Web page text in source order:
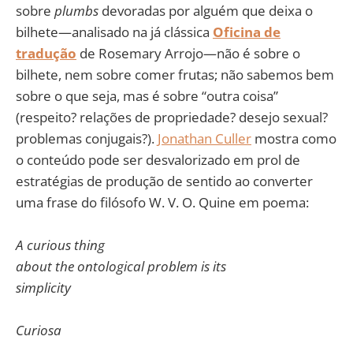
sobre plumbs devoradas por alguém que deixa o
bilhete—analisado na já clássica Oficina de
tradução de Rosemary Arrojo—não é sobre o
bilhete, nem sobre comer frutas; não sabemos bem
sobre o que seja, mas é sobre “outra coisa”
(respeito? relações de propriedade? desejo sexual?
problemas conjugais?). Jonathan Culler mostra como
o conteúdo pode ser desvalorizado em prol de
estratégias de produção de sentido ao converter
uma frase do filósofo W. V. O. Quine em poema:
A curious thing
about the ontological problem is its
simplicity
Curiosa